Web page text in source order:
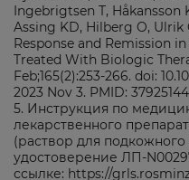
Ingebrigtsen T, Håkansson
Assing KD, Hilberg O, Ulrik
Response and Remission
Treated With Biologic
Feb;165(2):253-266. doi:
2023 Nov 3. PMID:
5. Инструкция по
лекарственного
(раствор для
удостоверение ЛП-
ссылке: https://